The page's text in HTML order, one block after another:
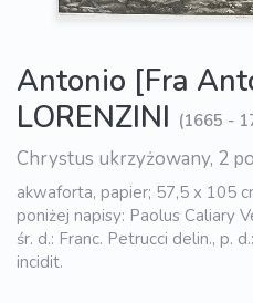
Antonio [Fra
LORENZINI (1665 -
Chrystus ukrzyżowany, 2
akwaforta, papier; 57,5 x 105
poniżej napisy: Paolus Caliary
śr. d.: Franc. Petrucci delin., p.
incidit.